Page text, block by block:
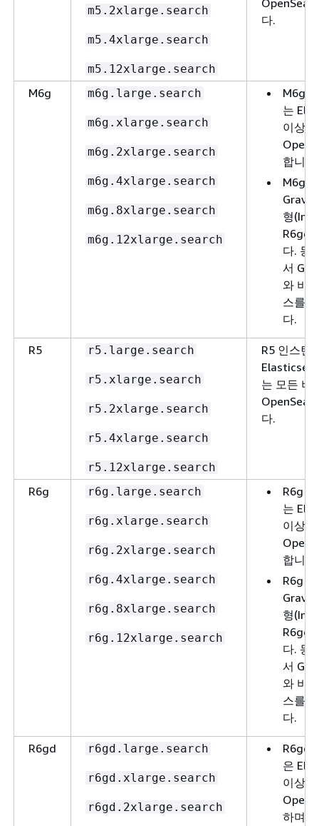
m5.2xlarge.search
m5.4xlarge.search
m5.12xlarge.search
다.
M6g m6g.large.search
m6g.xlarge.search
m6g.2xlarge.search
m6g.4xlarge.search
m6g.8xlarge.search
m6g.12xlarge.search
M6g
는
이상
합니다.
M6g
형
R6gd)
다. 동
서
와 비
스를
다.
R5 r5.large.search
r5.xlarge.search
r5.2xlarge.search
r5.4xlarge.search
r5.12xlarge.search
R5 인스턴
는 모든 버
다.
R6g r6g.large.search
r6g.xlarge.search
r6g.2xlarge.search
r6g.4xlarge.search
r6g.8xlarge.search
r6g.12xlarge.search
R6g
는
이상
합니다.
R6g
형
R6gd)
다. 동
서
와 비
스를
다.
R6gd r6gd.large.search
r6gd.xlarge.search
r6gd.2xlarge.search
R6gd
은
이상
하며